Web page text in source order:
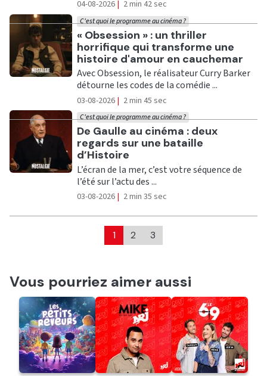
04-08-2026 | 2 min 42 sec
Ecouter
« Obsession » : un thriller
horrifique qui transforme une
histoire d'amour en cauchemar
C'est quoi le programme au cinéma ?
Avec Obsession, le réalisateur Curry Barker
détourne les codes de la comédie ...
03-08-2026 | 2 min 45 sec
Ecouter
De Gaulle au cinéma : deux
regards sur une bataille
d’Histoire
C'est quoi le programme au cinéma ?
L’écran de la mer, c’est votre séquence de
l’été sur l’actu des ...
03-08-2026 | 2 min 35 sec
1 2 3
Vous pourriez aimer aussi